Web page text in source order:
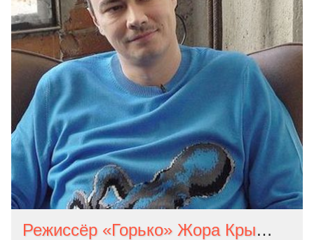
Режиссёр «Горько» Жора Крыжовников перенесёт «Преступление и наказание» в 1990-е